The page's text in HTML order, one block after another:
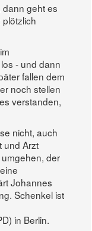
dann geht es
- und dann
fallen dem
noch stellen
verstanden,
nicht, auch
und Arzt
der
Johannes
Schenkel ist
in Berlin.